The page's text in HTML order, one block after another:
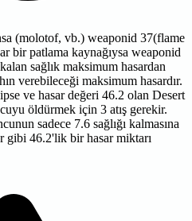
(molotof, vb.) weaponid 37(flame
bir patlama kaynağıysa weaponid
sağlık maksimum hasardan
verebileceği maksimum hasardır.
ve hasar değeri 46.2 olan Desert
öldürmek için 3 atış gerekir.
sadece 7.6 sağlığı kalmasına
gibi 46.2'lik bir hasar miktarı